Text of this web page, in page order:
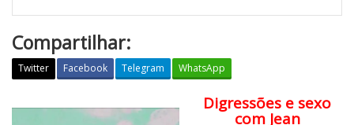
Compartilhar:
Twitter Facebook Telegram WhatsApp
S
Digressões e sexo
com Jean